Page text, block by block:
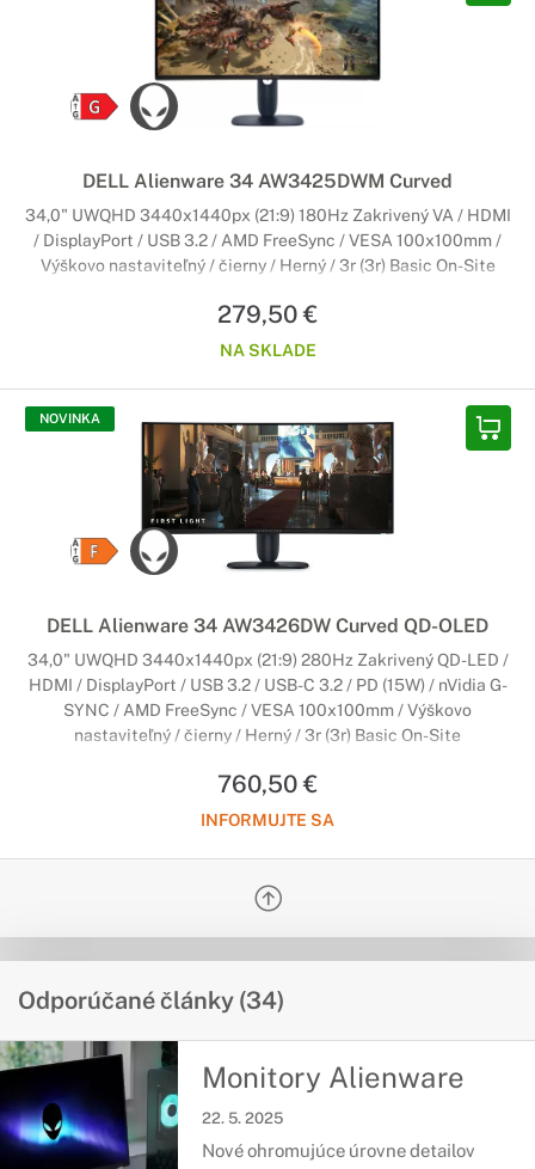
DELL Alienware 34 AW3425DWM Curved
34,0" UWQHD 3440x1440px (21:9) 180Hz Zakrivený VA / HDMI
/ DisplayPort / USB 3.2 / AMD FreeSync / VESA 100x100mm /
Výškovo nastaviteľný / čierny / Herný / 3r (3r) Basic On-Site
279,50 €
NA SKLADE
NOVINKA
DELL Alienware 34 AW3426DW Curved QD-OLED
34,0" UWQHD 3440x1440px (21:9) 280Hz Zakrivený QD-LED /
HDMI / DisplayPort / USB 3.2 / USB-C 3.2 / PD (15W) / nVidia G-
SYNC / AMD FreeSync / VESA 100x100mm / Výškovo
nastaviteľný / čierny / Herný / 3r (3r) Basic On-Site
760,50 €
INFORMUJTE SA
Odporúčané články (34)
Monitory Alienware
22. 5. 2025
Nové ohromujúce úrovne detailov